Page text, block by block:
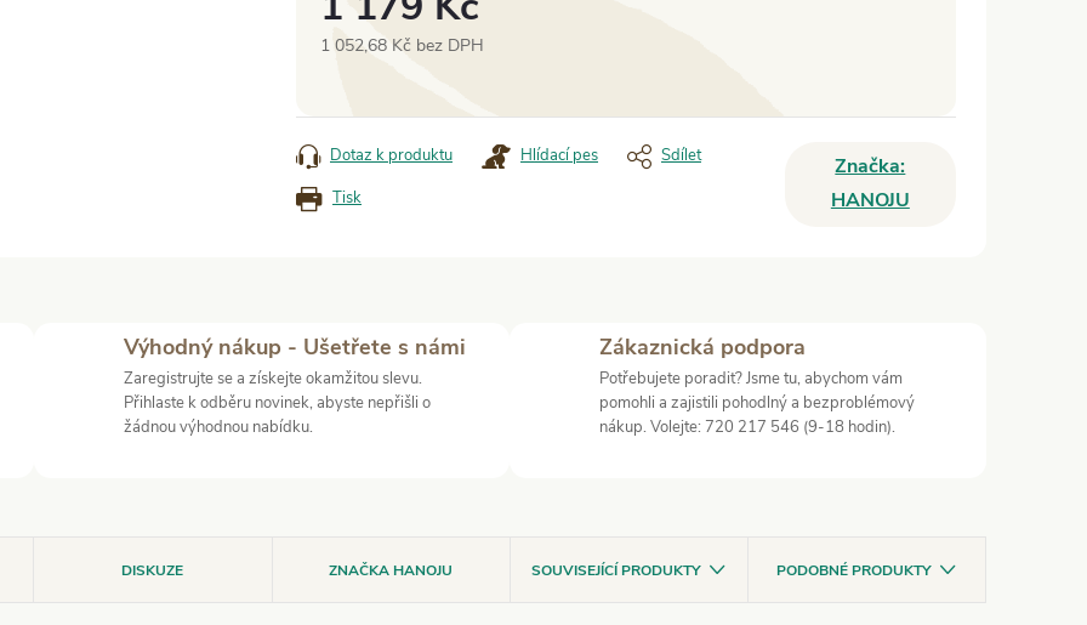
1 052,68 Kč bez DPH
Tisk
Dotaz k produktu Hlídací pes Sdílet
Značka:
HANOJU
Výhodný nákup - Ušetřete s námi
Zaregistrujte se a získejte okamžitou slevu.
Přihlaste k odběru novinek, abyste nepřišli o
žádnou výhodnou nabídku.
Zákaznická podpora
Potřebujete poradit? Jsme tu, abychom vám
pomohli a zajistili pohodlný a bezproblémový
nákup. Volejte: 720 217 546 (9-18 hodin).
DISKUZE ZNAČKA HANOJU SOUVISEJÍCÍ PRODUKTY PODOBNÉ PRODUKTY